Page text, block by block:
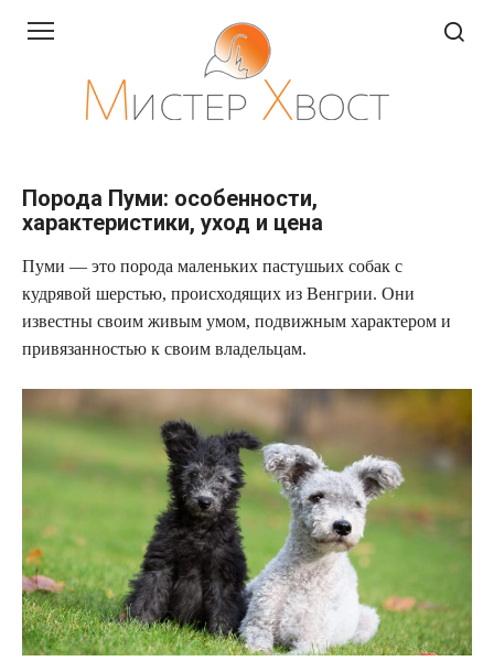
Порода Пуми: особенности,
характеристики, уход и цена
Пуми — это порода маленьких пастушьих собак с
кудрявой шерстью, происходящих из Венгрии. Они
известны своим живым умом, подвижным характером и
привязанностью к своим владельцам.